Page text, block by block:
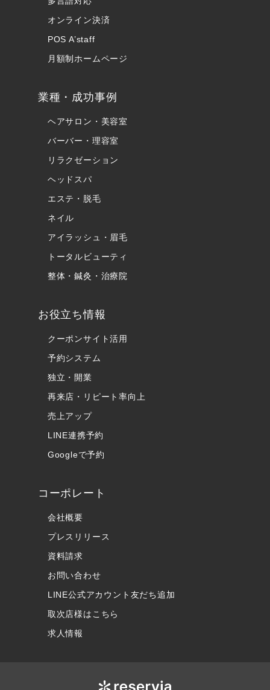
オンライン決済
POS A’staff
月額制ホームページ
業種・成功事例
ヘアサロン・美容室
バーバー・理容室
リラクゼーション
ヘッドスパ
エステ・脱毛
ネイル
アイラッシュ・眉毛
トータルビューティ
整体・鍼灸・治療院
お役立ち情報
クーポンサイト活用
予約システム
独立・開業
再来店・リピート率向上
売上アップ
LINE連携予約
Googleで予約
コーポレート
会社概要
プレスリリース
資料請求
お問い合わせ
LINE公式アカウント友だち追加
取次店様はこちら
求人情報